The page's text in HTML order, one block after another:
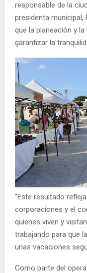
responsable de la
presidenta municipal,
que la planeación y
garantizar la
“Este resultado
corporaciones y el
quienes viven y
trabajando para que
unas vacaciones
Como parte del